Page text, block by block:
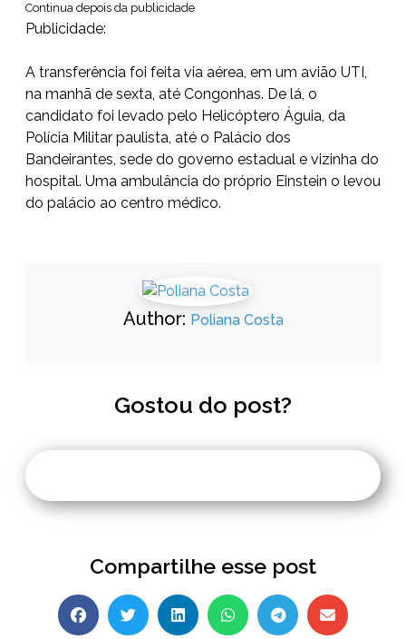
Continua depois da publicidade
Publicidade:
A transferência foi feita via aérea, em um avião UTI,
na manhã de sexta, até Congonhas. De lá, o
candidato foi levado pelo Helicóptero Águia, da
Polícia Militar paulista, até o Palácio dos
Bandeirantes, sede do governo estadual e vizinha do
hospital. Uma ambulância do próprio Einstein o levou
do palácio ao centro médico.
Author: Poliana Costa
Gostou do post?
Compartilhe esse post